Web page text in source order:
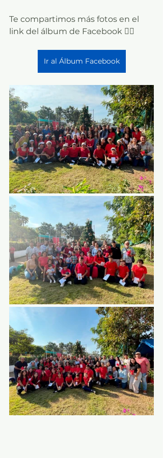
Te compartimos más fotos en el
link del álbum de Facebook 👇🏼
Ir al Álbum Facebook